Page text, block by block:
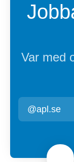
Var med
@apl.se